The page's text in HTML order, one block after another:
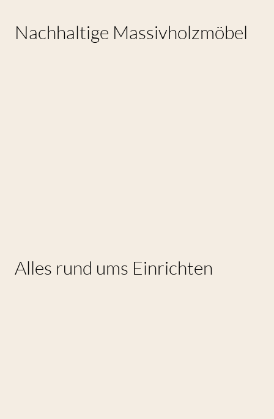
Nachhaltige Massivholzmöbel
Alles rund ums Einrichten